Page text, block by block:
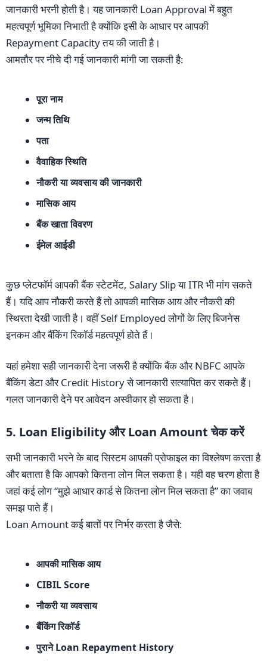
जानकारी भरनी होती है। यह जानकारी Loan Approval में बहुत
महत्वपूर्ण भूमिका निभाती है क्योंकि इसी के आधार पर आपकी
Repayment Capacity तय की जाती है।
आमतौर पर नीचे दी गई जानकारी मांगी जा सकती है:
पूरा नाम
जन्म तिथि
पता
वैवाहिक स्थिति
नौकरी या व्यवसाय की जानकारी
मासिक आय
बैंक खाता विवरण
ईमेल आईडी
कुछ प्लेटफॉर्म आपकी बैंक स्टेटमेंट, Salary Slip या ITR भी मांग सकते
हैं। यदि आप नौकरी करते हैं तो आपकी मासिक आय और नौकरी की
स्थिरता देखी जाती है। वहीं Self Employed लोगों के लिए बिजनेस
इनकम और बैंकिंग रिकॉर्ड महत्वपूर्ण होते हैं।
यहां हमेशा सही जानकारी देना जरूरी है क्योंकि बैंक और NBFC आपके
बैंकिंग डेटा और Credit History से जानकारी सत्यापित कर सकते हैं।
गलत जानकारी देने पर आवेदन अस्वीकार हो सकता है।
5. Loan Eligibility और Loan Amount चेक करें
सभी जानकारी भरने के बाद सिस्टम आपकी प्रोफाइल का विश्लेषण करता है
और बताता है कि आपको कितना लोन मिल सकता है। यही वह चरण होता है
जहां कई लोग “मुझे आधार कार्ड से कितना लोन मिल सकता है” का जवाब
समझ पाते हैं।
Loan Amount कई बातों पर निर्भर करता है जैसे:
आपकी मासिक आय
CIBIL Score
नौकरी या व्यवसाय
बैंकिंग रिकॉर्ड
पुराने Loan Repayment History